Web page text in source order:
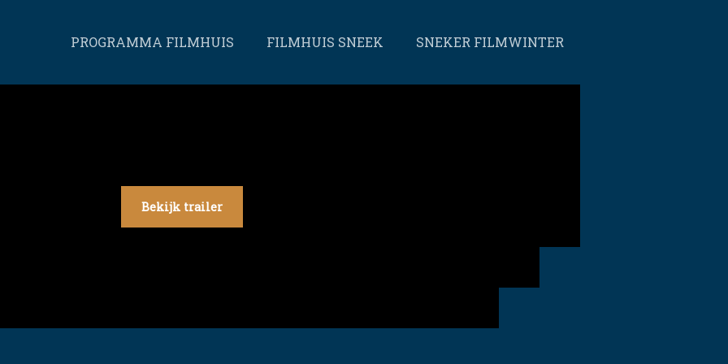
PROGRAMMA FILMHUIS FILMHUIS SNEEK SNEKER FILMWINTER
Bekijk trailer